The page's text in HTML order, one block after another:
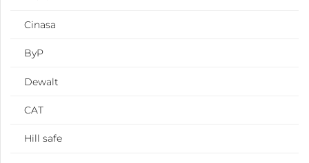
Cinasa
ByP
Dewalt
CAT
Hill safe